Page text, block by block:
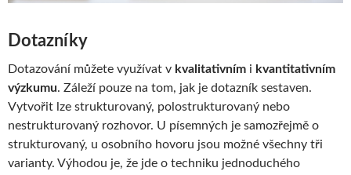
Dotazníky
Dotazování můžete využívat v kvalitativním i kvantitativním
výzkumu. Záleží pouze na tom, jak je dotazník sestaven.
Vytvořit lze strukturovaný, polostrukturovaný nebo
nestrukturovaný rozhovor. U písemných je samozřejmě o
strukturovaný, u osobního hovoru jsou možné všechny tři
varianty. Výhodou je, že jde o techniku jednoduchého